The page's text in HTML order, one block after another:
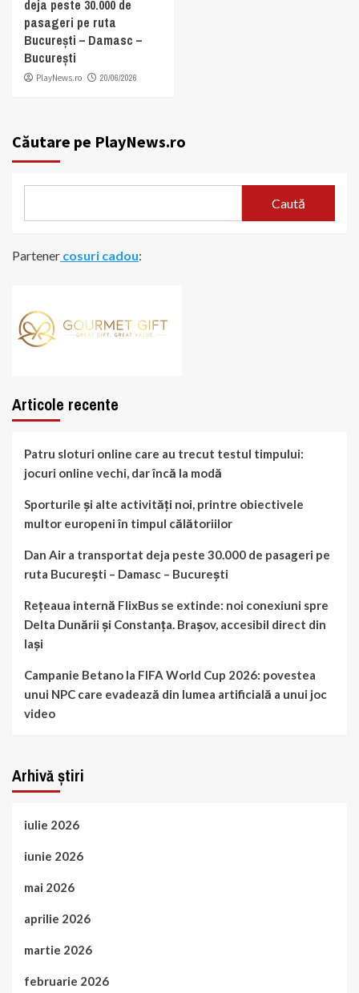
deja peste 30.000 de
pasageri pe ruta
București – Damasc –
București
PlayNews.ro 20/06/2026
Căutare pe PlayNews.ro
Caută
Partener cosuri cadou:
Articole recente
Patru sloturi online care au trecut testul timpului:
jocuri online vechi, dar încă la modă
Sporturile și alte activități noi, printre obiectivele
multor europeni în timpul călătoriilor
Dan Air a transportat deja peste 30.000 de pasageri pe
ruta București – Damasc – București
Rețeaua internă FlixBus se extinde: noi conexiuni spre
Delta Dunării și Constanța. Brașov, accesibil direct din
Iași
Campanie Betano la FIFA World Cup 2026: povestea
unui NPC care evadează din lumea artificială a unui joc
video
Arhivă știri
iulie 2026
iunie 2026
mai 2026
aprilie 2026
martie 2026
februarie 2026